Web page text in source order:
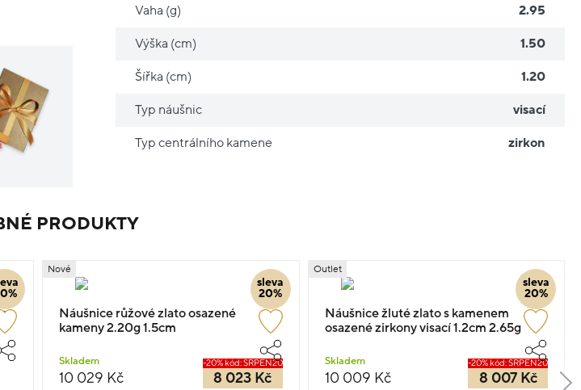
Vaha (g) 2.95
Výška (cm) 1.50
Šířka (cm) 1.20
Typ náušnic visací
Typ centrálního kamene zirkon
PRODUKTY
sleva
20%
Nové
Náušnice růžové zlato osazené
kameny 2.20g 1.5cm
Skladem
10 029 Kč
-20% kód: SRPEN20
8 023 Kč
sleva
20%
Outlet
Náušnice žluté zlato s kamenem
osazené zirkony visací 1.2cm 2.65g
Skladem
10 009 Kč
-20% kód: SRPEN20
8 007 Kč